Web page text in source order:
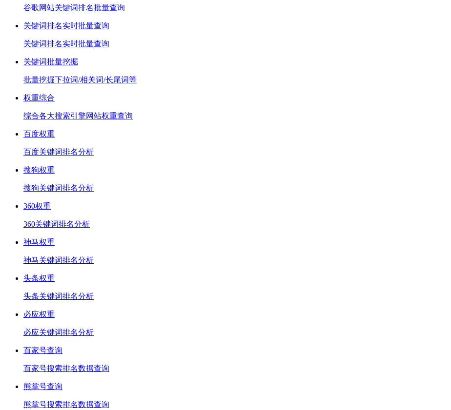
谷歌网站关键词排名批量查询
关键词排名实时批量查询
关键词排名实时批量查询
关键词批量挖掘
批量挖掘下拉词/相关词/长尾词等
权重综合
综合各大搜索引擎网站权重查询
百度权重
百度关键词排名分析
搜狗权重
搜狗关键词排名分析
360权重
360关键词排名分析
神马权重
神马关键词排名分析
头条权重
头条关键词排名分析
必应权重
必应关键词排名分析
百家号查询
百家号搜索排名数据查询
熊掌号查询
熊掌号搜索排名数据查询